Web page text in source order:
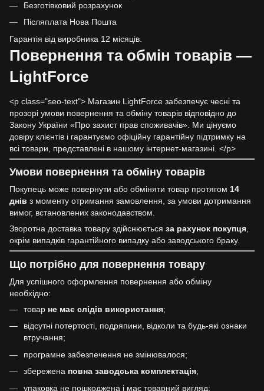
Безготівковий розрахунок
Післяплата Нова Пошта
Гарантія від виробника 12 місяців.
Повернення та обмін товарів —
LightForce
<p class="seo-text"> Магазин LightForce забезпечує чесні та
прозорі умови повернення та обміну товарів відповідно до
Закону України «Про захист прав споживачів». Ми цінуємо
довіру клієнтів і гарантуємо офіційну гарантійну підтримку на
всі товари, представлені в нашому інтернет-магазині. </p>
Умови повернення та обміну товарів
Покупець може повернути або обміняти товар протягом 14
днів з моменту отримання замовлення, за умови дотримання
вимог, встановлених законодавством.
Зворотна доставка товару здійснюється за рахунок покупця,
окрім випадків гарантійного випадку або заводського браку.
Що потрібно для повернення товару
Для успішного оформлення повернення або обміну
необхідно:
товар не має слідів використання;
відсутні потертості, подряпини, відколи та будь-які ознаки
втручання;
програмне забезпечення не змінювалося;
збережена повна заводська комплектація;
упаковка не пошкоджена і має товарний вигляд;